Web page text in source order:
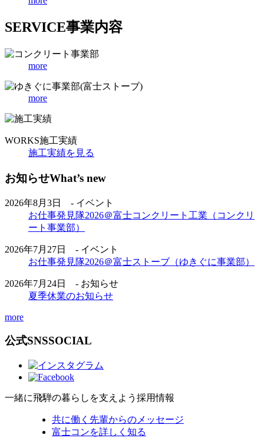
SERVICE事業内容
more
more
WORKS施工実績
施工実績を見る
お知らせWhat’s new
2026年8月3日 - イベント
お仕事発見隊2026＠富士コンクリート工業（コンクリ
ート事業部）
2026年7月27日 - イベント
お仕事発見隊2026＠富士ストーブ（ゆきぐに事業部）
2026年7月24日 - お知らせ
夏季休業のお知らせ
more
公式SNSSOCIAL
一緒に飛騨の暮らしを支えよう 採用情報
共に働く先輩からのメッセージ
富士コンを詳しく知る